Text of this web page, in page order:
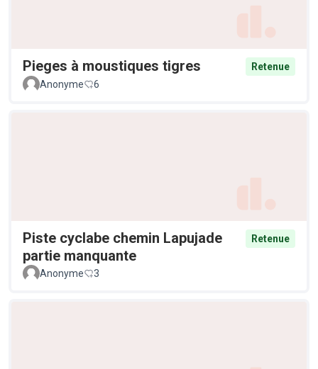
Pieges à moustiques tigres
Retenue
Anonyme
6
Piste cyclabe chemin Lapujade
partie manquante
Retenue
Anonyme 3